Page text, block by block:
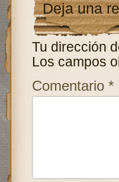
Deja una
Tu dirección
Los campos
Comentario *